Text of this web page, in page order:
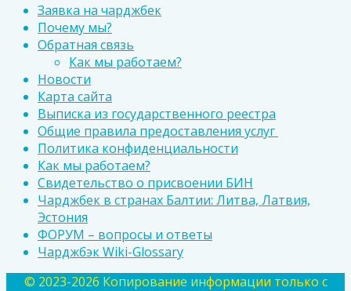
Заявка на чарджбек
Почему мы?
Обратная связь
Как мы работаем?
Новости
Карта сайта
Выписка из государственного реестра
Общие правила предоставления услуг
Политика конфиденциальности
Как мы работаем?
Свидетельство о присвоении БИН
Чарджбек в странах Балтии: Литва, Латвия,
Эстония
ФОРУМ – вопросы и ответы
Чарджбэк Wiki-Glossary
© 2023-2026 Копирование информации только с